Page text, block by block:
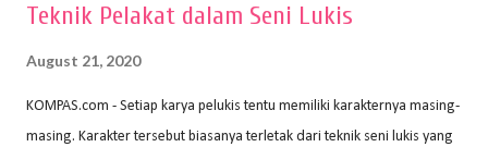
Teknik Pelakat dalam Seni Lukis
August 21, 2020
KOMPAS.com - Setiap karya pelukis tentu memiliki karakternya masing-
masing. Karakter tersebut biasanya terletak dari teknik seni lukis yang